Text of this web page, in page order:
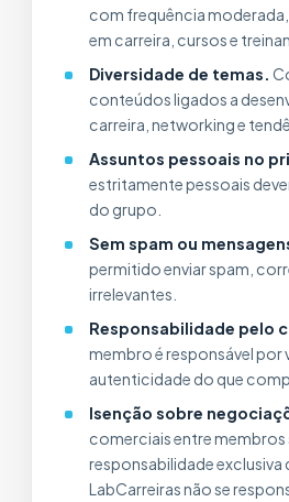
com frequência
em carreira, cursos e
Diversidade de temas.
conteúdos ligados a
carreira, networking e
Assuntos pessoais no
estritamente pessoais
do grupo.
Sem spam ou
permitido enviar spam,
irrelevantes.
Responsabilidade pelo
membro é responsável por
autenticidade do que
Isenção sobre
comerciais entre membros
responsabilidade exclusiva
LabCarreiras não se